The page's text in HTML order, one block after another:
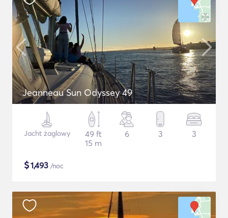
Jeanneau Sun Odyssey 49
Jacht żaglowy
49 ft
15 m
6 3 3
$1,493 /noc